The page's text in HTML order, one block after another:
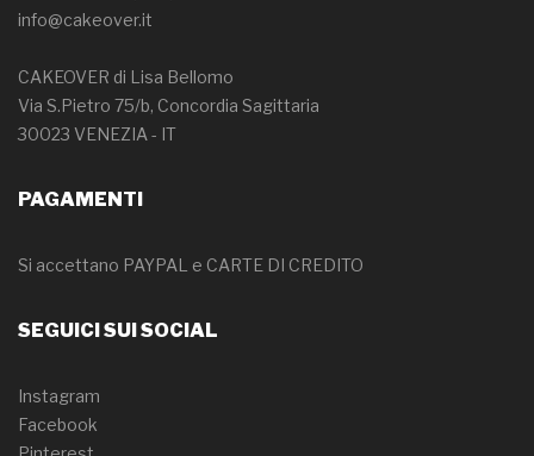
info@cakeover.it
CAKEOVER di Lisa Bellomo
Via S.Pietro 75/b, Concordia Sagittaria
30023 VENEZIA - IT
PAGAMENTI
Si accettano PAYPAL e CARTE DI CREDITO
SEGUICI SUI SOCIAL
Instagram
Facebook